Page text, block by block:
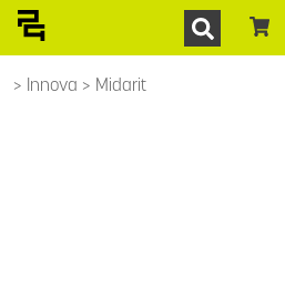
Innova Midarit